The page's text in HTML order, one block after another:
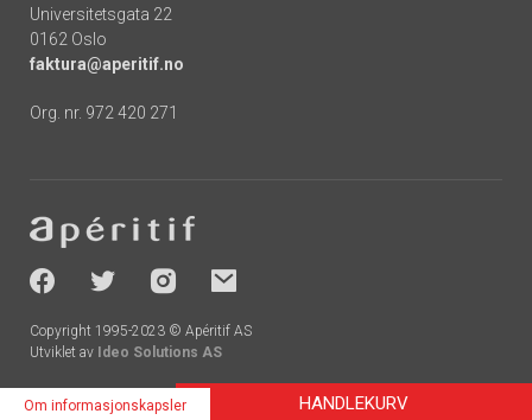
Universitetsgata 22
0162 Oslo
faktura@aperitif.no
Org. nr. 972 420 271
-
socials
Copyright 1995-2023 © Apéritif AS
Utviklet av Ideo Solutions AS
HANDLEKURV
Om informasjonskapsler